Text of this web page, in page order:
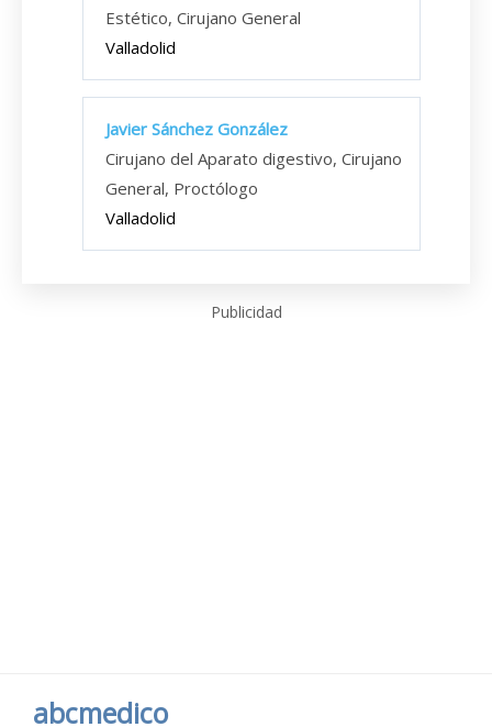
Estético, Cirujano General
Valladolid
Javier Sánchez González
Cirujano del Aparato digestivo, Cirujano
General, Proctólogo
Valladolid
Publicidad
abcmedico